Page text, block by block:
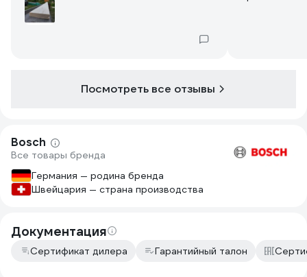
Посмотреть все отзывы
Bosch
Все товары бренда
Германия — родина бренда
Швейцария — страна производства
Документация
Сертификат дилера Гарантийный талон